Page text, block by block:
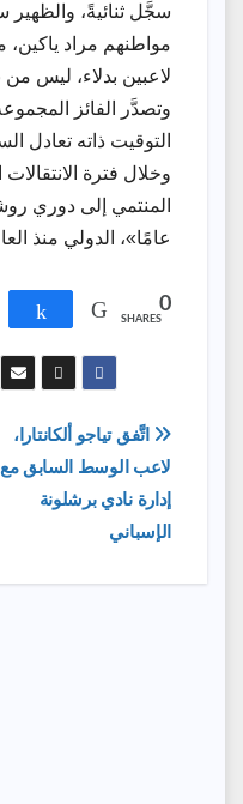
سجَّل ثنائيةً،
مواطنهم مراد
لاعبين بدلاء، ليس من
وتصدَّر الفائز
التوقيت ذاته تعادل
وخلال فترة
عامًا»، الدولي منذ
Share 0
SHARES
تصفّح
المقالات
اتَّفق تياجو ألكانتارا،
لاعب الوسط السابق مع
إدارة نادي برشلونة
الإسباني